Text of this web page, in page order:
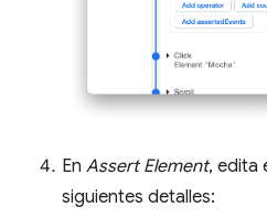
En Assert Element, edita
siguientes detalles: